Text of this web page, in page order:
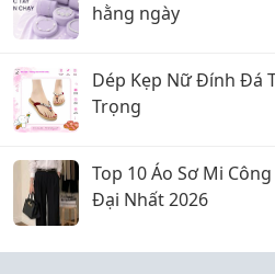
hằng ngày
Dép Kẹp Nữ Đính Đá
Trọng
Top 10 Áo Sơ Mi
Đại Nhất 2026